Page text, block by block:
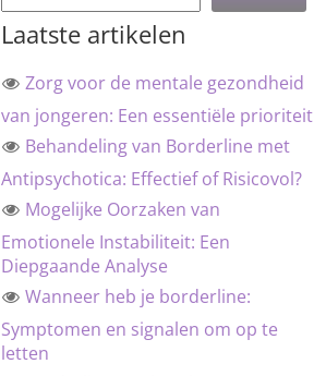
Laatste artikelen
Zorg voor de mentale gezondheid
van jongeren: Een essentiële prioriteit
Behandeling van Borderline met
Antipsychotica: Effectief of Risicovol?
Mogelijke Oorzaken van
Emotionele Instabiliteit: Een
Diepgaande Analyse
Wanneer heb je borderline:
Symptomen en signalen om op te
letten